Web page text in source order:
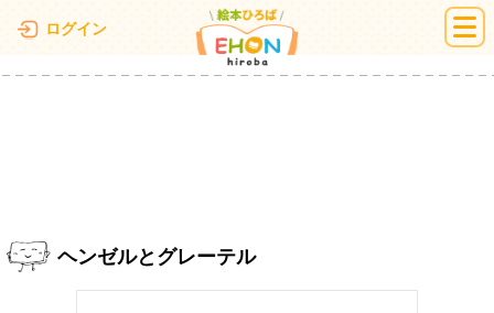
ログイン 絵本ひろば
ヘンゼルとグレーテル